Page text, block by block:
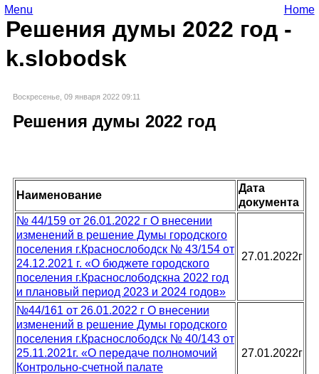
Решения думы 2022 год -
k.slobodsk
Menu Home
Воскресенье, 09 января 2022 09:11
Решения думы 2022 год
Наименование
Дата
документа
№ 44/159 от 26.01.2022 г О внесении
изменений в решение Думы городского
поселения г.Краснослободск № 43/154 от
24.12.2021 г. «О бюджете городского
поселения г.Краснослободскна 2022 год
и плановый период 2023 и 2024 годов»
27.01.2022г
№44/161 от 26.01.2022 г О внесении
изменений в решение Думы городского
поселения г.Краснослободск № 40/143 от
25.11.2021г. «О передаче полномочий
Контрольно-счетной палате
27.01.2022г